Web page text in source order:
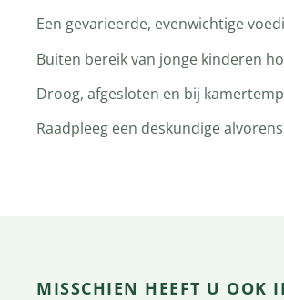
Een gevarieerde, evenwichtige
Buiten bereik van jonge kinderen
Droog, afgesloten en bij
Raadpleeg een deskundige
MISSCHIEN HEEFT U OOK